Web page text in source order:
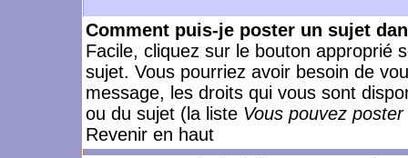
Comment puis-je poster un sujet
Facile, cliquez sur le bouton approprié
sujet. Vous pourriez avoir besoin de
message, les droits qui vous sont
ou du sujet (la liste Vous pouvez
Revenir en haut